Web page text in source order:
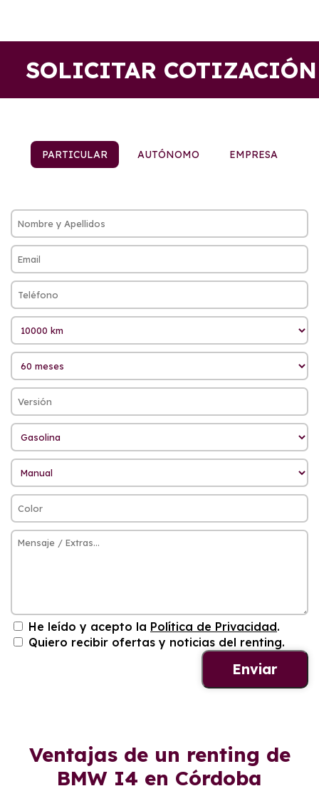
SOLICITAR COTIZACIÓN
PARTICULAR AUTÓNOMO EMPRESA
He leído y acepto la Política de Privacidad.
Quiero recibir ofertas y noticias del renting.
Ventajas de un renting de
BMW I4 en Córdoba